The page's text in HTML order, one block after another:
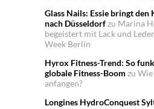
Glass Nails: Essie bringt den
nach Düsseldorfzu Marina
begeistert mit Lack und
Week Berlin
Hyrox Fitness-Trend: So
globale Fitness-Boom zu Wie
anfangen?
Longines HydroConquest